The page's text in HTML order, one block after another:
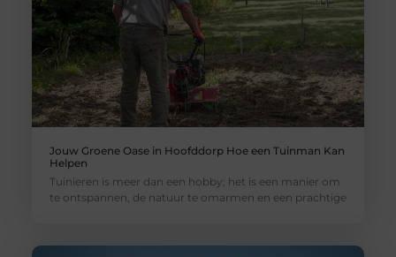
Jouw Groene Oase in Hoofddorp Hoe een Tuinman Kan
Helpen
Tuinieren is meer dan een hobby; het is een manier om
te ontspannen, de natuur te omarmen en een prachtige